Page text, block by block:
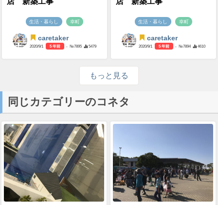
生活・暮らし 幸町
caretaker
2020/9/1 5 年前 - №7895 5479
生活・暮らし 幸町
caretaker
2020/9/1 5 年前 - №7894 4610
もっと見る
同じカテゴリーのコネタ